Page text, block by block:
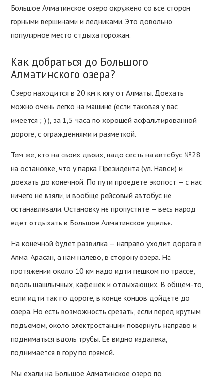
Большое Алматинское озеро окружено со все сторон
горными вершинами и ледниками. Это довольно
популярное место отдыха горожан.
Как добраться до Большого
Алматинского озера?
Озеро находится в 20 км к югу от Алматы. Доехать
можно очень легко на машине (если таковая у вас
имеется ;-) ), за 1,5 часа по хорошей асфальтированной
дороге, с ограждениями и разметкой.
Тем же, кто на своих двоих, надо сесть на автобус №28
на остановке, что у парка Президента (ул. Навои) и
доехать до конечной. По пути проедете экопост — с нас
ничего не взяли, и вообще рейсовый автобус не
останавливали. Остановку не пропустите — весь народ
едет отдыхать в Большое Алматинское ущелье.
На конечной будет развилка — направо уходит дорога в
Алма-Арасан, а нам налево, в сторону озера. На
протяжении около 10 км надо идти пешком по трассе,
вдоль шашлычных, кафешек и отдыхающих. В общем-то,
если идти так по дороге, в конце концов дойдете до
озера. Но есть возможность срезать, если перед крутым
подъемом, около электростанции повернуть направо и
подниматься вдоль трубы. Ее видно издалека,
поднимается в гору по прямой.
Мы ехали на Большое Алматинское озеро по